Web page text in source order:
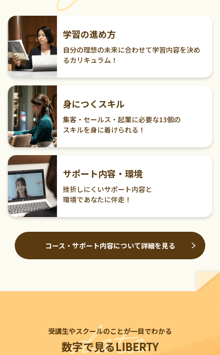
学習の進め方
自分の理想の未来に合わせて学習内容を決め
るカリキュラム！
身につくスキル
集客・セールス・起業に必要な13個の
スキルを身に着けられる！
サポート内容・環境
挫折しにくいサポート内容と
環境であなたに伴走！
コース・サポート内容について詳細を見る
受講生やスクールのことが一目でわかる
数字で見るLIBERTY